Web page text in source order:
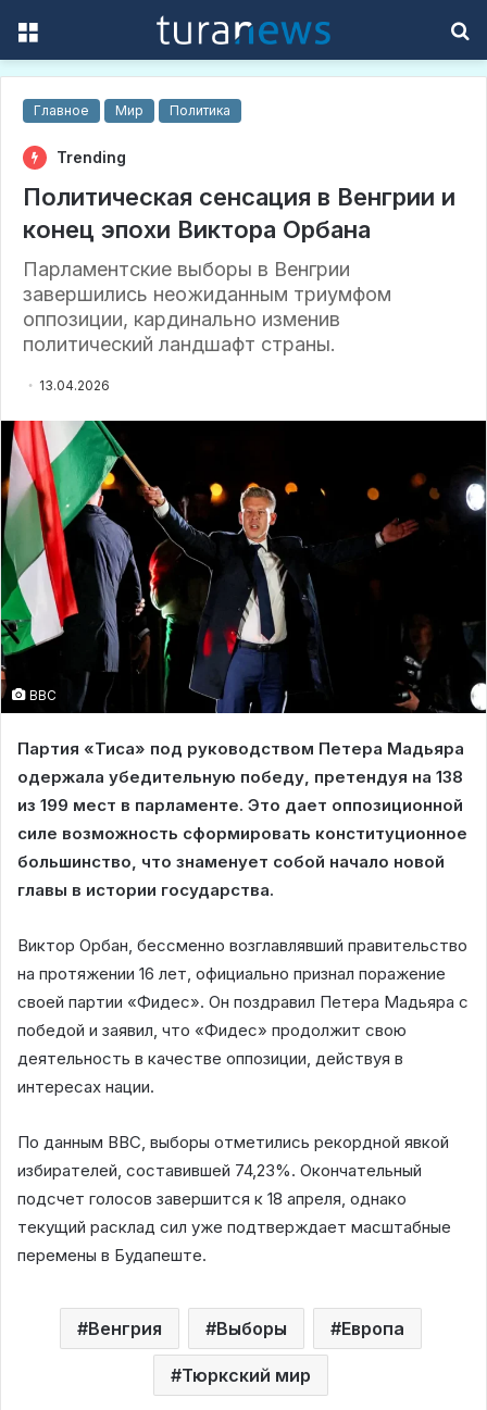
Главное Мир Политика
Trending
Политическая сенсация в Венгрии и
конец эпохи Виктора Орбана
Парламентские выборы в Венгрии
завершились неожиданным триумфом
оппозиции, кардинально изменив
политический ландшафт страны.
13.04.2026
BBC
Партия «Тиса» под руководством Петера Мадьяра
одержала убедительную победу, претендуя на 138
из 199 мест в парламенте. Это дает оппозиционной
силе возможность сформировать конституционное
большинство, что знаменует собой начало новой
главы в истории государства.
Виктор Орбан, бессменно возглавлявший правительство
на протяжении 16 лет, официально признал поражение
своей партии «Фидес». Он поздравил Петера Мадьяра с
победой и заявил, что «Фидес» продолжит свою
деятельность в качестве оппозиции, действуя в
интересах нации.
По данным BBC, выборы отметились рекордной явкой
избирателей, составившей 74,23%. Окончательный
подсчет голосов завершится к 18 апреля, однако
текущий расклад сил уже подтверждает масштабные
перемены в Будапеште.
Венгрия Выборы Европа
Тюркский мир